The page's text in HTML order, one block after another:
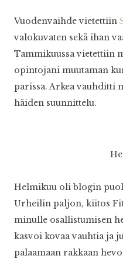
Vuodenvaihde vietettiin
valokuvaten sekä ihan
Tammikuussa vietettiin
opintojani muutaman
parissa. Arkea vauhditti
häiden suunnittelu.
Helmikuu oli blogin
Urheilin paljon, kiitos
minulle osallistumisen
kasvoi kovaa vauhtia ja
palaamaan rakkaan